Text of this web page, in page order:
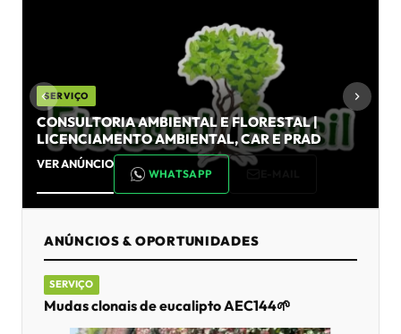
SERVIÇO
CONSULTORIA AMBIENTAL E FLORESTAL |
LICENCIAMENTO AMBIENTAL, CAR E PRAD
VER ANÚNCIO
WHATSAPP
ANÚNCIOS & OPORTUNIDADES